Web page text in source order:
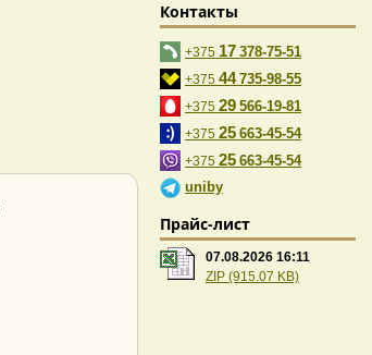
Контакты
+375 17 378-75-51
+375 44 735-98-55
+375 29 566-19-81
+375 25 663-45-54
+375 25 663-45-54
uniby
Прайс-лист
07.08.2026 16:11
ZIP (915.07 KB)